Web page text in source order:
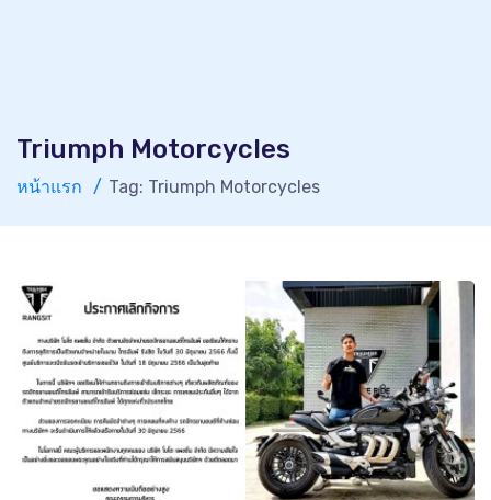
Triumph Motorcycles
หน้าแรก Tag: Triumph Motorcycles